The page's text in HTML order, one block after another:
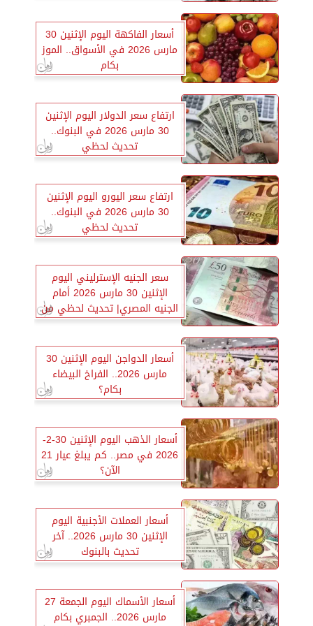
أسعار الفاكهة اليوم الإثنين 30
مارس 2026 في الأسواق.. الموز
بكام
ارتفاع سعر الدولار اليوم الإثنين
30 مارس 2026 في البنوك..
تحديث لحظي
ارتفاع سعر اليورو اليوم الإثنين
30 مارس 2026 في البنوك..
تحديث لحظي
سعر الجنيه الإسترليني اليوم
الإثنين 30 مارس 2026 أمام
الجنيه المصري| تحديث لحظي من
جميع البنوك
أسعار الدواجن اليوم الإثنين 30
مارس 2026.. الفراخ البيضاء
بكام؟
أسعار الذهب اليوم الإثنين 30-2-
2026 في مصر.. كم يبلغ عيار 21
الآن؟
أسعار العملات الأجنبية اليوم
الإثنين 30 مارس 2026.. آخر
تحديث بالبنوك
أسعار الأسماك اليوم الجمعة 27
مارس 2026.. الجمبري بكام